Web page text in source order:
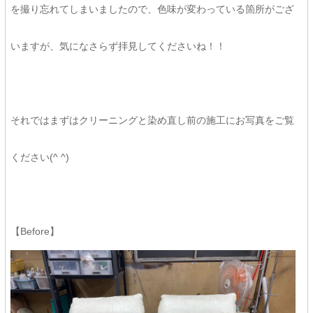
を撮り忘れてしまいましたので、色味が変わっている箇所がござ
いますが、気になさらず拝見してくださいね！！
それではまずはクリーニングと染め直し前の施工にお写真をご覧
ください(^ ^)
【Before】